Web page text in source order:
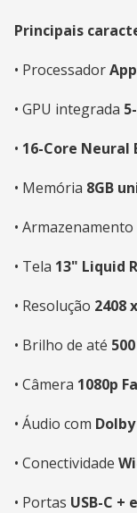
Principais
• Processador
• GPU integrada
• 16-Core Neural
• Memória 8GB
• Armazenamento
• Tela 13" Liquid
• Resolução 2408
• Brilho de até
• Câmera 1080p
• Áudio com
• Conectividade
• Portas USB-C